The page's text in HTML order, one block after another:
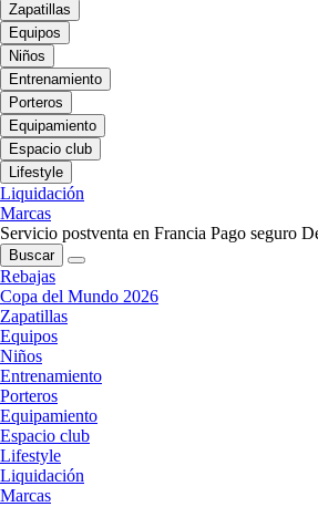
Zapatillas
Equipos
Niños
Entrenamiento
Porteros
Equipamiento
Espacio club
Lifestyle
Liquidación
Marcas
Servicio postventa en Francia Pago seguro
Buscar
Rebajas
Copa del Mundo 2026
Zapatillas
Equipos
Niños
Entrenamiento
Porteros
Equipamiento
Espacio club
Lifestyle
Liquidación
Marcas